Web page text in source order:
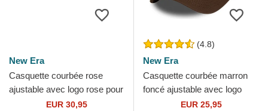
New Era
Casquette courbée rose
ajustable avec logo rose pour
femme 9FORTY Mini Cord
EUR 30,95
(4.8)
New Era
Casquette courbée marron
foncé ajustable avec logo
marron foncé pour femme
EUR 25,95